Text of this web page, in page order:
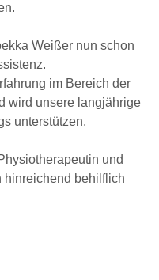
Weißer nun schon
im Bereich der
wird unsere langjährige
unterstützen.
und
hinreichend behilflich